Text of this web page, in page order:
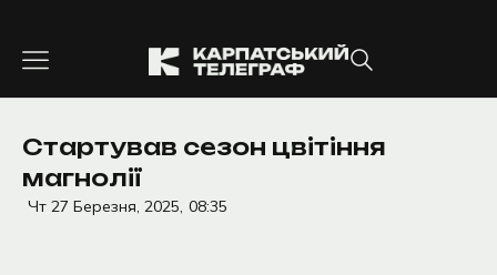
вмісту
Стартував сезон цвітіння
магнолії
Чт 27 Березня, 2025, 08:35